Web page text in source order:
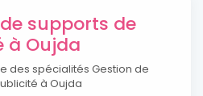
supports de
à Oujda
des spécialités Gestion de
à Oujda